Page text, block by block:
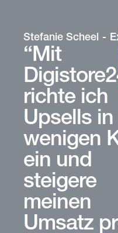
Stefanie Scheel
“Mit
richte ich
Upsells in
wenigen
ein und
steigere
meinen
Umsatz